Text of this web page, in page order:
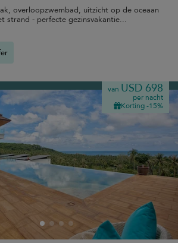
overloopzwembad, uitzicht op de oceaan
strand - perfecte gezinsvakantie...
van USD 698
per nacht
Korting -15%